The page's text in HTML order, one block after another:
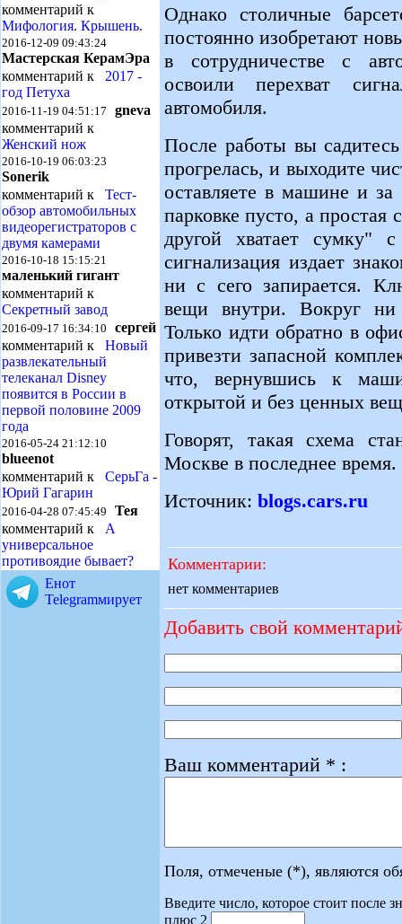
комментарий к
Мифология. Крышень.
2016-12-09 09:43:24
Мастерская КерамЭра
комментарий к 2017 -
год Петуха
2016-11-19 04:51:17 gneva
комментарий к
Женский нож
2016-10-19 06:03:23
Sonerik
комментарий к Тест-
обзор автомобильных
видеорегистраторов с
двумя камерами
2016-10-18 15:15:21
маленький гигант
комментарий к
Секретный завод
2016-09-17 16:34:10 сергей
комментарий к Новый
развлекательный
телеканал Disney
появится в России в
первой половине 2009
года
2016-05-24 21:12:10
blueenot
комментарий к СерьГа -
Юрий Гагарин
2016-04-28 07:45:49 Тея
комментарий к А
универсальное
противоядие бывает?
Енот
Telegramмирует
Однако столичные
постоянно изобретают
в сотрудничестве с
освоили перехват
автомобиля.
После работы вы
прогрелась, и выходите
оставляете в машине и за
парковке пусто, а простая
другой хватает сумку"
сигнализация издает
ни с сего запирается.
вещи внутри. Вокруг ни
Только идти обратно в
привезти запасной
что, вернувшись к
открытой и без ценных
Говорят, такая схема
Москве в последнее
Источник: blogs.cars.ru
Комментарии:
нет комментариев
Добавить свой
Ваш комментарий * :
Поля, отмеченые (*), являются
Введите число, которое стоит после
плюс 2